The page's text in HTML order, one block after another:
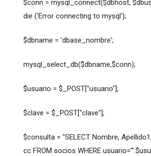
$conn = mysql_connect($dbhost,
die ('Error connecting to mysql');
$dbname = 'dbase_nombre';
mysql_select_db($dbname,$conn);
$usuario = $_POST["usuario"];
$clave = $_POST["clave"];
$consulta = "SELECT Nombre,
cc FROM socios WHERE